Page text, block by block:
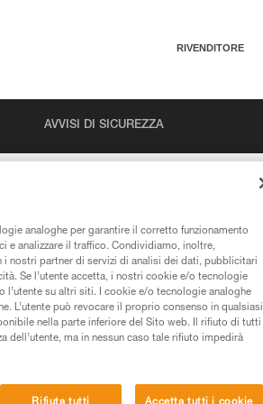
RIVENDITORE
AVVISI DI SICUREZZA
consiglio prima di
poter capire queste
specifico.
analoghe per garantire il corretto funzionamento
e analizzare il traffico. Condividiamo, inoltre,
i nostri partner di servizi di analisi dei dati, pubblicitari
Se l’utente accetta, i nostri cookie e/o tecnologie
l’utente su altri siti. I cookie e/o tecnologie analoghe
L’utente può revocare il proprio consenso in qualsiasi
nella parte inferiore del Sito web. Il rifiuto di tutti
dell’utente, ma in nessun caso tale rifiuto impedirà